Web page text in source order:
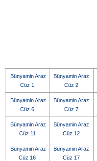
Bünyamin Araz
Cüz 1
Bünyamin Araz
Cüz 2
Bünyamin Araz
Cüz 6
Bünyamin Araz
Cüz 7
Bünyamin Araz
Cüz 11
Bünyamin Araz
Cüz 12
Bünyamin Araz
Cüz 16
Bünyamin Araz
Cüz 17